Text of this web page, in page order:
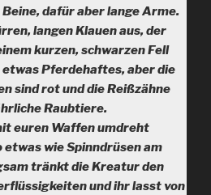
dafür aber lange Arme.
langen Klauen aus, der
kurzen, schwarzen Fell
Pferdehaftes, aber die
sind rot und die Reißzähne
Raubtiere.
euren Waffen umdreht
etwas wie Spinndrüsen am
tränkt die Kreatur den
und ihr lasst von